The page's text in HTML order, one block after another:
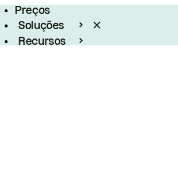
Preços
Soluções
Recursos